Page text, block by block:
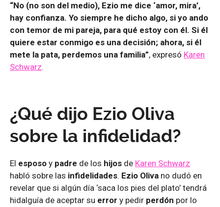
“No (no son del medio), Ezio me dice ‘amor, mira’,
hay confianza. Yo siempre he dicho algo, si yo ando
con temor de mi pareja, para qué estoy con él. Si él
quiere estar conmigo es una decisión; ahora, si él
mete la pata, perdemos una familia”, expresó Karen
Schwarz.
¿Qué dijo Ezio Oliva
sobre la infidelidad?
El esposo y padre de los hijos de Karen Schwarz
habló sobre las infidelidades. Ezio Oliva no dudó en
revelar que si algún día ‘saca los pies del plato’ tendrá
hidalguía de aceptar su error y pedir perdón por lo